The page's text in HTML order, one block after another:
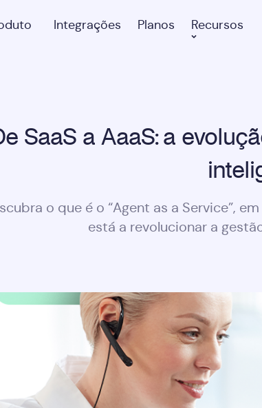
Integrações Planos Recursos
SaaS a AaaS: a
o que é o “Agent as a Service”,
está a revolucionar a